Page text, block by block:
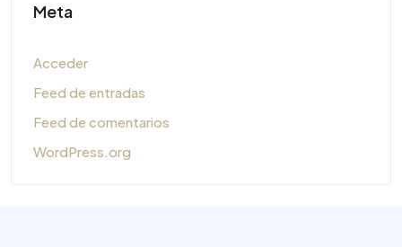
Meta
Acceder
Feed de entradas
Feed de comentarios
WordPress.org